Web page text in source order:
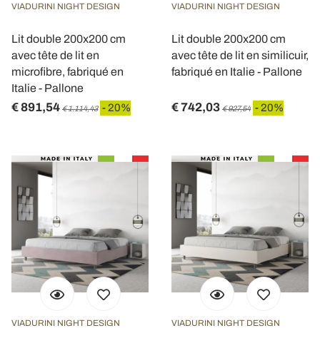
VIADURINI NIGHT DESIGN
Lit double 200x200 cm
avec tête de lit en
microfibre, fabriqué en
Italie - Pallone
€ 891,54 € 1.114,43 - 20%
VIADURINI NIGHT DESIGN
Lit double 200x200 cm
avec tête de lit en similicuir,
fabriqué en Italie - Pallone
€ 742,03 € 927,54 - 20%
VIADURINI NIGHT DESIGN VIADURINI NIGHT DESIGN